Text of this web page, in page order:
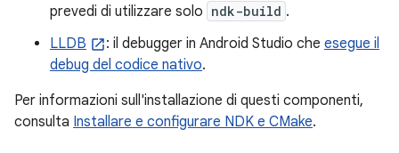
prevedi di utilizzare solo ndk-build .
LLDB
: il debugger in Android Studio che esegue il
debug del codice nativo.
Per informazioni sull'installazione di questi componenti,
consulta Installare e configurare NDK e CMake.